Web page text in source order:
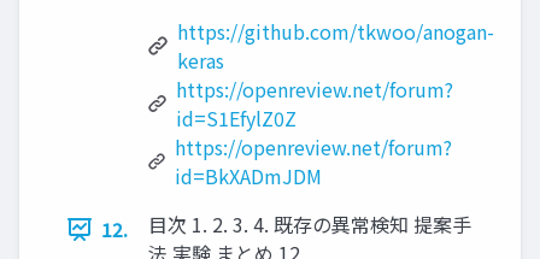
https://github.com/tkwoo/anogan-
keras
https://openreview.net/forum?
id=S1EfylZ0Z
https://openreview.net/forum?
id=BkXADmJDM
12.
目次 1. 2. 3. 4. 既存の異常検知 提案手